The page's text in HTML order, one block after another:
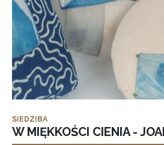
SIEDZIBA
W MIĘKKOŚCI CIENIA -